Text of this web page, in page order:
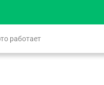
работает